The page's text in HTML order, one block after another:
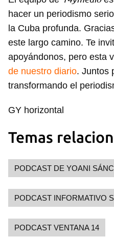
hacer un periodismo
la Cuba profunda.
este largo camino. Te
apoyándonos, pero esta
de nuestro diario. Juntos
transformando el
GY horizontal
Temas
PODCAST DE YOANI
PODCAST INFORMATIVO
PODCAST VENTANA 14